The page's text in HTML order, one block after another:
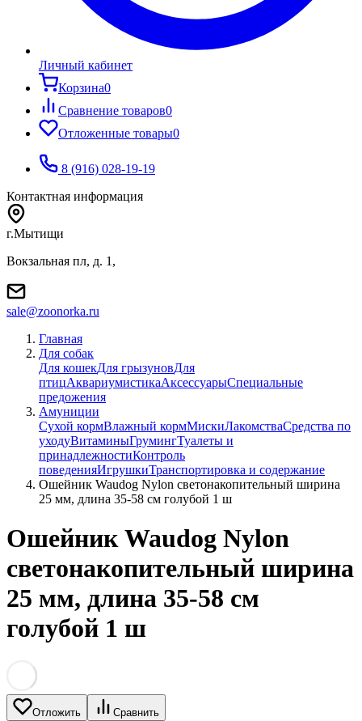
Личный кабинет
Корзина0
Сравнение товаров0
Отложенные товары0
8 (916) 028-19-19
Контактная информация
г.Мытищи
Вокзальная пл, д. 1,
sale@zoonorka.ru
Главная
Для собак
Для кошекДля грызуновДля
птицАквариумистикаАксессуарыСпециальные
предожения
Амуниции
Сухой кормВлажный кормМискиЛакомстваСредства по
уходуВитаминыГрумингТуалеты и
принадлежностиКонтроль
поведенияИгрушкиТранспортировка и содержание
Ошейник Waudog Nylon светонакопительный ширина
25 мм, длина 35-58 см голубой 1 ш
Ошейник Waudog Nylon
светонакопительный ширина
25 мм, длина 35-58 см
голубой 1 ш
Отложить Сравнить